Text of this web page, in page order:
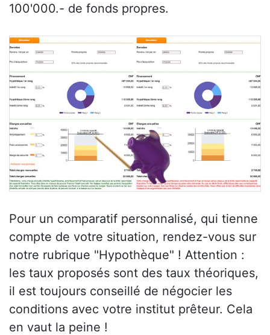
100'000.- de fonds propres.
Pour un comparatif personnalisé, qui tienne
compte de votre situation, rendez-vous sur
notre rubrique "Hypothèque" ! Attention :
les taux proposés sont des taux théoriques,
il est toujours conseillé de négocier les
conditions avec votre institut prêteur. Cela
en vaut la peine !